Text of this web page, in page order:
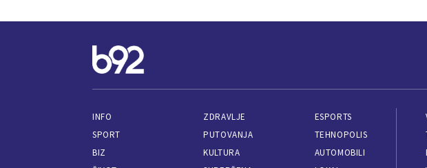
INFO
SPORT
BIZ
ZDRAVLJE
PUTOVANJA
KULTURA
ESPORTS
TEHNOPOLIS
AUTOMOBILI